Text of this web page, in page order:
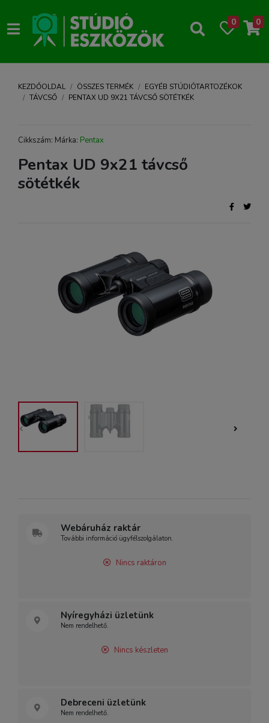
0 0
KEZDŐOLDAL ÖSSZES TERMÉK
EGYÉB STÚDIÓTARTOZÉKOK
TÁVCSŐ
PENTAX UD 9X21 TÁVCSŐ SÖTÉTKÉK
Cikkszám: Márka: Pentax
Pentax UD 9x21 távcső
sötétkék
Webáruház raktár
További információ ügyfélszolgálaton.
Nincs raktáron
Nyíregyházi üzletünk
Nem rendelhető.
Nincs készleten
Debreceni üzletünk
Nem rendelhető.